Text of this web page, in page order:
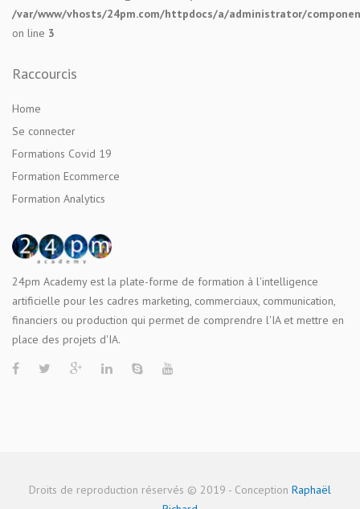
/var/www/vhosts/24pm.com/httpdocs/a/administrator/
on line 3
Raccourcis
Home
Se connecter
Formations Covid 19
Formation Ecommerce
Formation Analytics
24pm Academy est la plate-forme de formation à l'intelligence
artificielle pour les cadres marketing, commerciaux, communication,
financiers ou production qui permet de comprendre l'IA et mettre en
place des projets d'IA.
Droits de reproduction réservés © 2019 - Conception Raphaël